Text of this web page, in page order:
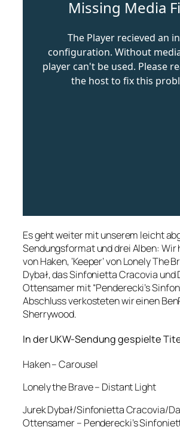
Es geht weiter mit unserem leicht
Sendungsformat und drei Alben: Wir
von Haken, ‘Keeper’ von Lonely The
Dybał, das Sinfonietta Cracovia und
Ottensamer mit “Penderecki’s
Abschluss verkosteten wir einen
Sherrywood.
In der UKW-Sendung gespielte
Haken – Carousel
Lonely the Brave – Distant Light
Jurek Dybał/Sinfonietta Cracovia/
Ottensamer – Penderecki’s